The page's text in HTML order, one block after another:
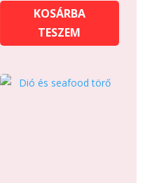
KOSÁRBA
TESZEM